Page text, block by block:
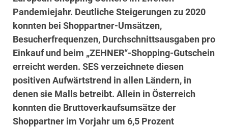
Pandemiejahr. Deutliche Steigerungen zu 2020
konnten bei Shoppartner-Umsätzen,
Besucherfrequenzen, Durchschnittsausgaben pro
Einkauf und beim „ZEHNER“-Shopping-Gutschein
erreicht werden. SES verzeichnete diesen
positiven Aufwärtstrend in allen Ländern, in
denen sie Malls betreibt. Allein in Österreich
konnten die Bruttoverkaufsumsätze der
Shoppartner im Vorjahr um 6,5 Prozent